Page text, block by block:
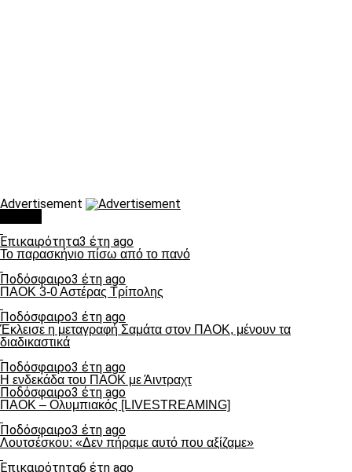
Advertisement
Επικαιρότητα3 έτη ago
Το παρασκήνιο πίσω από το πανό
Ποδόσφαιρο3 έτη ago
ΠΑΟΚ 3-0 Αστέρας Τρίπολης
Ποδόσφαιρο3 έτη ago
Έκλεισε η μεταγραφή Σαμάτα στον ΠΑΟΚ, μένουν τα
διαδικαστικά
Ποδόσφαιρο3 έτη ago
Η ενδεκάδα του ΠΑΟΚ με Άιντραχτ
Ποδόσφαιρο3 έτη ago
ΠΑΟΚ – Ολυμπιακός [LIVESTREAMING]
Ποδόσφαιρο3 έτη ago
Λουτσέσκου: «Δεν πήραμε αυτό που αξίζαμε»
Επικαιρότητα6 έτη ago